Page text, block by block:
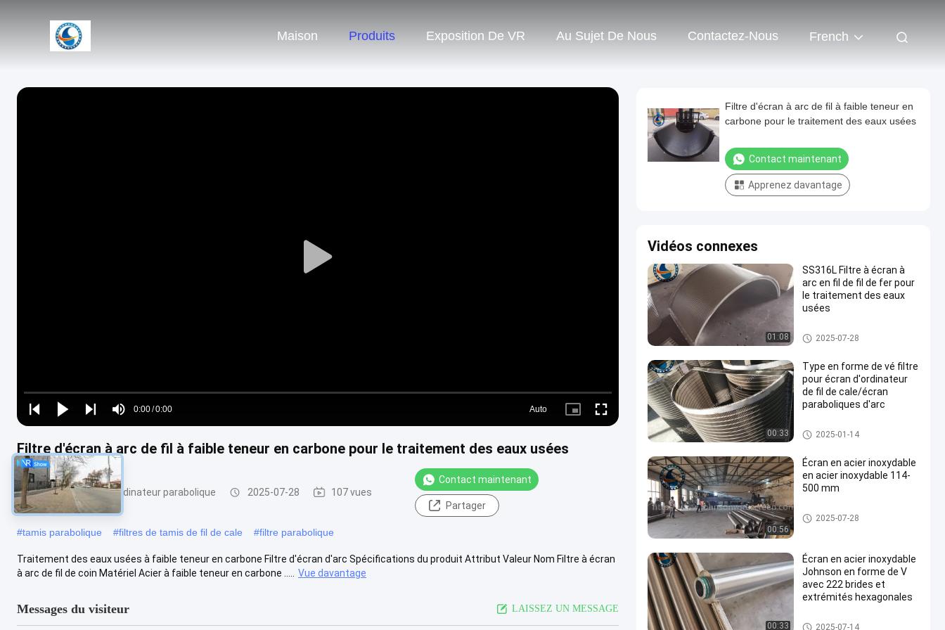
Maison Produits Exposition De VR Au Sujet De Nous Contactez-Nous French
Play
Play
Play
Play
Mute
Time
0:00/0:00
Loaded:
0%
Auto
Picture- Fullscreen
Filtre d'écran à arc de fil à faible teneur en carbone pour le traitement des eaux usées
Filtre pour écran d'ordinateur parabolique 2025-07-28 107 vues
Contact maintenant
Partager
#tamis parabolique #filtres de tamis de fil de cale #filtre parabolique
Traitement des eaux usées à faible teneur en carbone Filtre d'écran d'arc Spécifications du produit Attribut Valeur Nom Filtre à écran
à arc de fil de coin Matériel Acier à faible teneur en carbone .....
Vue davantage
Messages du visiteur LAISSEZ UN MESSAGE
Filtre d'écran à arc de fil à faible teneur en
carbone pour le traitement des eaux usées
Contact maintenant
Apprenez davantage
Vidéos connexes
01:08
SS316L Filtre à écran à
arc en fil de fil de fer pour
le traitement des eaux
usées
Filtre pour écran d'ordinateur p
arabolique
2025-07-28
00:33
Type en forme de vé filtre
pour écran d'ordinateur
de fil de cale/écran
paraboliques d'arc
Filtre pour écran d'ordinateur p
arabolique
2025-01-14
00:56
Écran en acier inoxydable
en acier inoxydable 114-
500 mm
Johnson Vee Wire Screen
2025-07-28
00:33
Écran en acier inoxydable
Johnson en forme de V
avec 222 brides et
extrémités hexagonales
Johnson Wedge Wire Screens
2025-07-14